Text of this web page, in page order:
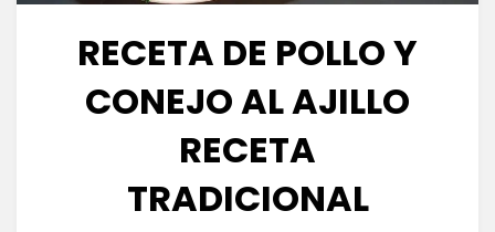
RECETA DE POLLO Y
CONEJO AL AJILLO
RECETA
TRADICIONAL